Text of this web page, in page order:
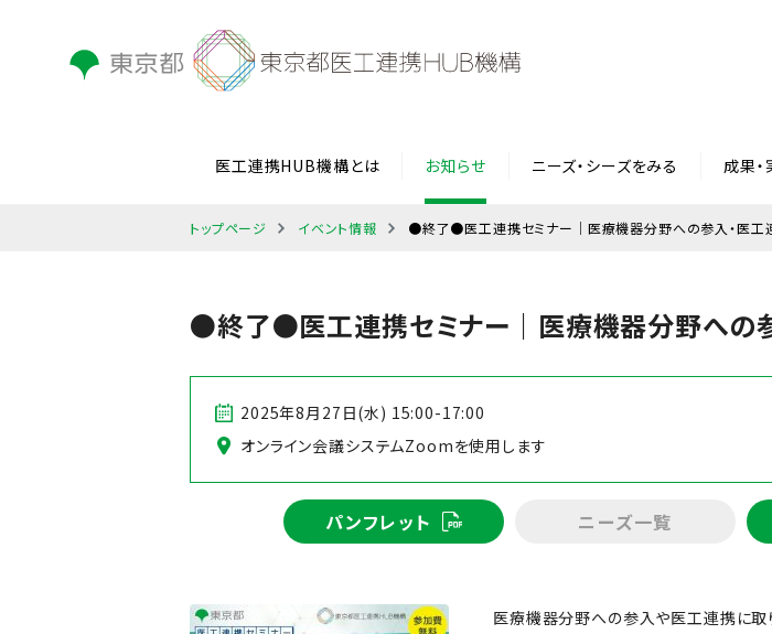
医工連携HUB機構とは お知らせ ニーズ・シーズをみる 成果
トップページ イベント情報 ●終了●医工連携セミナー｜医療機器分野への参入・医工
●終了●医工連携セミナー｜医療機器分野への
2025年8月27日(水) 15:00-17:00
オンライン会議システムZoomを使用します
パンフレット ニーズ一覧
医療機器分野への参入や医工連携に取